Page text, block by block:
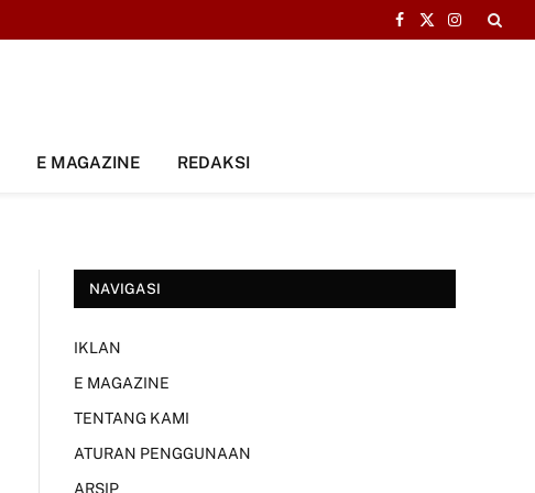
Facebook
X
Instagram
E MAGAZINE REDAKSI
NAVIGASI
IKLAN
E MAGAZINE
TENTANG KAMI
ATURAN PENGGUNAAN
ARSIP